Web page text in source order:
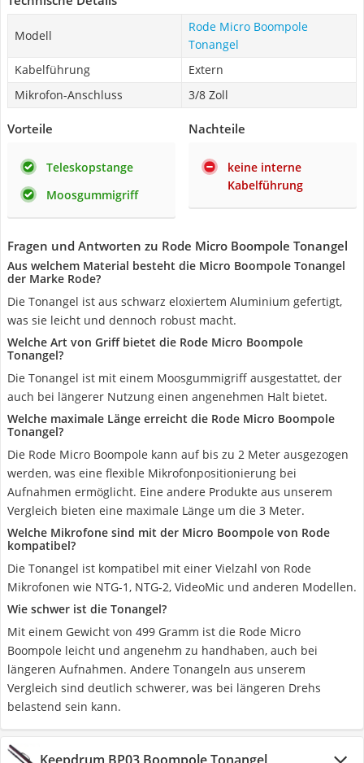
Modell
Rode Micro Boompole
Tonangel
Kabelführung
Extern
Mikrofon-Anschluss
3/8 Zoll
Vorteile
Teleskopstange
Moosgummigriff
Nachteile
keine interne
Kabelführung
Fragen und Antworten zu Rode Micro Boompole Tonangel
Aus welchem Material besteht die Micro Boompole Tonangel
der Marke Rode?
Die Tonangel ist aus schwarz eloxiertem Aluminium gefertigt,
was sie leicht und dennoch robust macht.
Welche Art von Griff bietet die Rode Micro Boompole
Tonangel?
Die Tonangel ist mit einem Moosgummigriff ausgestattet, der
auch bei längerer Nutzung einen angenehmen Halt bietet.
Welche maximale Länge erreicht die Rode Micro Boompole
Tonangel?
Die Rode Micro Boompole kann auf bis zu 2 Meter ausgezogen
werden, was eine flexible Mikrofonpositionierung bei
Aufnahmen ermöglicht. Eine andere Produkte aus unserem
Vergleich bieten eine maximale Länge um die 3 Meter.
Welche Mikrofone sind mit der Micro Boompole von Rode
kompatibel?
Die Tonangel ist kompatibel mit einer Vielzahl von Rode
Mikrofonen wie NTG-1, NTG-2, VideoMic und anderen Modellen.
Wie schwer ist die Tonangel?
Mit einem Gewicht von 499 Gramm ist die Rode Micro
Boompole leicht und angenehm zu handhaben, auch bei
längeren Aufnahmen. Andere Tonangeln aus unserem
Vergleich sind deutlich schwerer, was bei längeren Drehs
belastend sein kann.